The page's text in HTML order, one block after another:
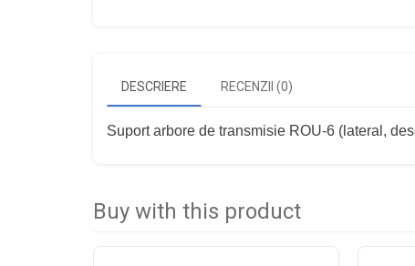
DESCRIERE RECENZII (0)
Suport arbore de transmisie ROU-6 (lateral,
Buy with this product